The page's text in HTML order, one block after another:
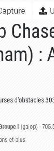
:
d'obstacles
I (galop) -
et plus.